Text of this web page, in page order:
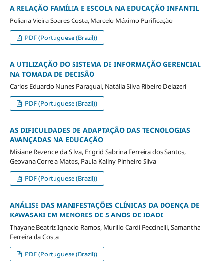
A RELAÇÃO FAMÍLIA E ESCOLA NA EDUCAÇÃO INFANTIL
Poliana Vieira Soares Costa, Marcelo Máximo Purificação
PDF (Portuguese (Brazil))
A UTILIZAÇÃO DO SISTEMA DE INFORMAÇÃO GERENCIAL
NA TOMADA DE DECISÃO
Carlos Eduardo Nunes Paraguai, Natália Silva Ribeiro Delazeri
PDF (Portuguese (Brazil))
AS DIFICULDADES DE ADAPTAÇÃO DAS TECNOLOGIAS
AVANÇADAS NA EDUCAÇÃO
Misiane Rezende da Silva, Engrid Sabrina Ferreira dos Santos,
Geovana Correia Matos, Paula Kaliny Pinheiro Silva
PDF (Portuguese (Brazil))
ANÁLISE DAS MANIFESTAÇÕES CLÍNICAS DA DOENÇA DE
KAWASAKI EM MENORES DE 5 ANOS DE IDADE
Thayane Beatriz Ignacio Ramos, Murillo Cardi Peccinelli, Samantha
Ferreira da Costa
PDF (Portuguese (Brazil))